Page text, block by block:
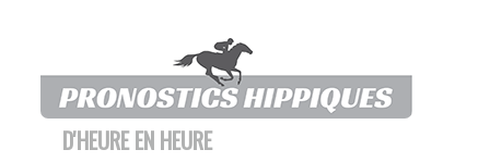
D'HEURE EN HEURE